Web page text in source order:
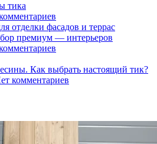
тика
премиум — интерьеров
Как выбрать настоящий тик?
комментариев